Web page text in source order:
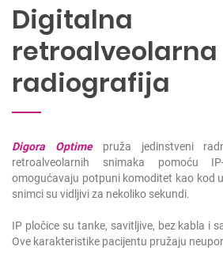
Digitalna
retroalveolarna
radiografija
Digora Optimepruža jedinstveni
retroalveolarnih snimaka pomoću
omogućavaju potpuni komoditet kao kod
snimci su vidljivi za nekoliko sekundi.
IP pločice su tanke, savitljive, bez kabla i
Ove karakteristike pacijentu pružaju